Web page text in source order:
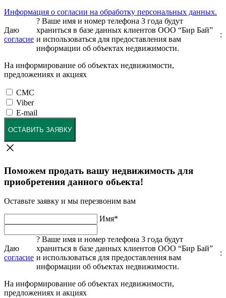
Информация о согласии на обработку персональных данных.
Даю
согласие
? Ваше имя и номер телефона 3 года будут
храниться в базе данных клиентов ООО “Бир Бай”
и использоваться для предоставления вам
информации об объектах недвижимости.
:
На информирование об объектах недвижимости,
предложениях и акциях
СМС
Viber
E-mail
ОСТАВИТЬ ЗАЯВКУ
Поможем продать вашу недвижимость для
приобретения данного обьекта!
Оставьте заявку и мы перезвоним вам
Имя*
Даю
согласие
? Ваше имя и номер телефона 3 года будут
храниться в базе данных клиентов ООО “Бир Бай”
и использоваться для предоставления вам
информации об объектах недвижимости.
:
На информирование об объектах недвижимости,
предложениях и акциях